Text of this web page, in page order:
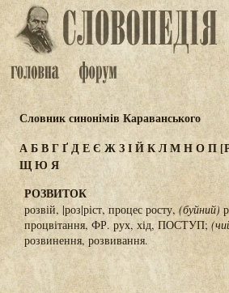
Словник синонімів Караванського
АБВГҐДЕЄ ЖЗІЙКЛМНОП
ЩЮ Я
РОЗВИТОК
розвій, |роз|ріст, процес росту, (буйний)
процвітання, ФР. рух, хід, ПОСТУП;
розвинення, розвивання.